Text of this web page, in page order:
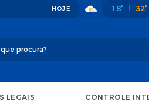
HOJE 18° 32°
LEGAIS CONTROLE